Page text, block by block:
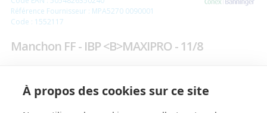
Référence Fournisseur : MPA5270 0090001
Code : 1552117
Manchon FF - IBP <B>MAXIPRO - 11/8
68,59 €TTC/SACHET
À propos des cookies sur ce site